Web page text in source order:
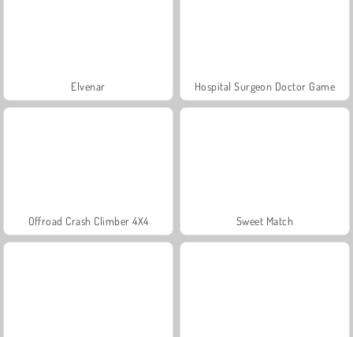
Elvenar Hospital Surgeon Doctor Game
Offroad Crash Climber 4X4 Sweet Match